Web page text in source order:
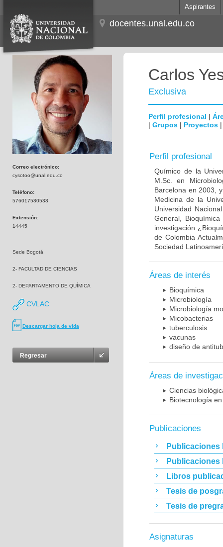
Aspirantes
docentes.unal.edu.co
Correo electrónico:
cysotoo@unal.edu.co
Teléfono:
576017580538
Extensión:
14445
Sede Bogotá
2- FACULTAD DE CIENCIAS
2- DEPARTAMENTO DE QUÍMICA
CVLAC
Descargar hoja de vida
Regresar
Carlos
Exclusiva
Perfil profesional |
| Grupos | Proyectos
Perfil profesional
Químico de la
M.Sc. en
Barcelona en 2003,
Medicina de la
Universidad
General,
investigación
de Colombia
Sociedad
Áreas de interés
Bioquímica
Microbiología
Microbiología
Micobacterias
tuberculosis
vacunas
diseño de
Áreas de
Ciencias
Biotecnología
Publicaciones
Publicaciones
Publicaciones
Libros
Tesis de
Tesis de
Asignaturas